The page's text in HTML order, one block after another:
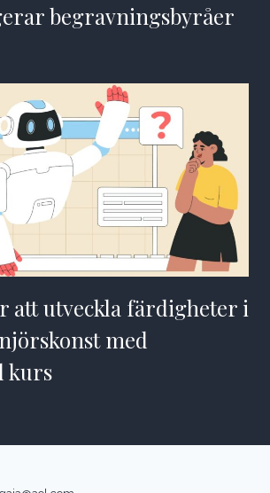
begravningsbyråer
att utveckla färdigheter i
med
kurs